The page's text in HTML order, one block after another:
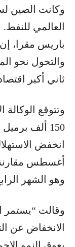
وكانت الصين
العالمي
باريس مقرا،
والتحول نحو
ثاني أكبر
وتتوقع
أغسطس
وهو الشهر
وقالت “يستمر
الانخفاض عن